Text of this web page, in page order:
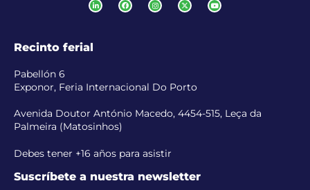
Recinto ferial
Pabellón 6
Exponor, Feria Internacional Do Porto
Avenida Doutor António Macedo, 4454-515, Leça da
Palmeira (Matosinhos)
Debes tener +16 años para asistir
Suscríbete a nuestra newsletter